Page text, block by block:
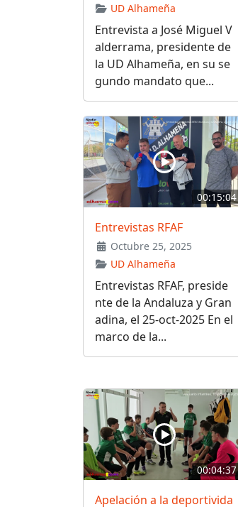
UD Alhameña
Entrevista a José Miguel V
alderrama, presidente de
la UD Alhameña, en su se
gundo mandato que...
00:15:04
Entrevistas RFAF
Octubre 25, 2025
UD Alhameña
Entrevistas RFAF, preside
nte de la Andaluza y Gran
adina, el 25-oct-2025 En el
marco de la...
00:04:37
Apelación a la deportivida